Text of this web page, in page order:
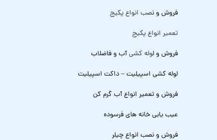
فروش و نصب انواع پکیج
تعمیر انواع پکیج
فروش و لوله کشیآب و فاضلاب
لوله کشی اسپیلیت – داکت اسپیلیت
فروش و تعمیر انواع آب گرم کن
عیب یابی خانه های فرسوده
فروش و نصب انواع چیلر